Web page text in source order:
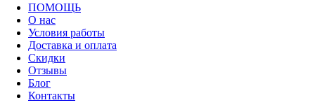
ПОМОЩЬ
О нас
Условия работы
Доставка и оплата
Скидки
Отзывы
Блог
Контакты